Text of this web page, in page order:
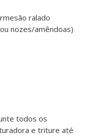
ralado
nozes/amêndoas)
todos os
e triture até